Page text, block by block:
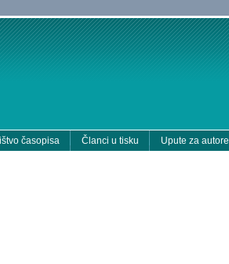
časopisa Članci u tisku Upute za autore